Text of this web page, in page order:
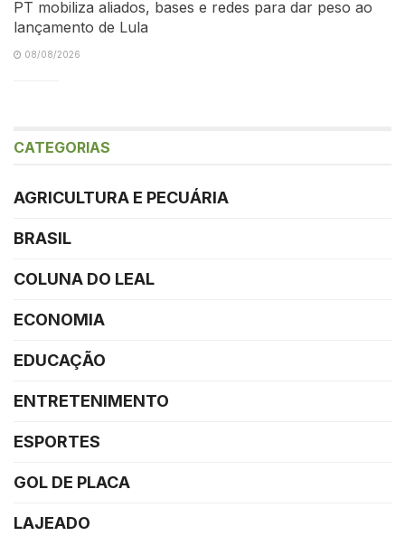
PT mobiliza aliados, bases e redes para dar peso ao
lançamento de Lula
08/08/2026
CATEGORIAS
AGRICULTURA E PECUÁRIA
BRASIL
COLUNA DO LEAL
ECONOMIA
EDUCAÇÃO
ENTRETENIMENTO
ESPORTES
GOL DE PLACA
LAJEADO